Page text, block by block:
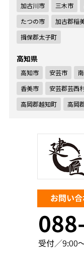
加古川市
三木市
たつの市
加古郡稲
揖保郡太子町
高知県
高知市 安芸市
香美市
安芸郡芸西
高岡郡越知町
高岡